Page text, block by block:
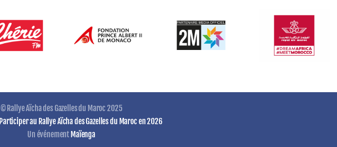
© Rallye Aïcha des Gazelles du Maroc 2025
Participer au Rallye Aïcha des Gazelles du Maroc en 2026
Un événement Maïenga